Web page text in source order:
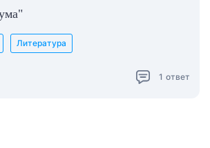
Литература
1 ответ